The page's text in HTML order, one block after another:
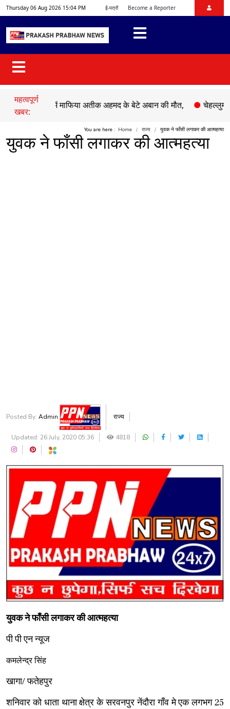
Thursday 06 Aug 2026 15:04 PM ई-पत्रों Become a Reporter
महत्वपूर्ण
खबर:
हादसे में माफिया अतीक अहमद के बेटे अबान की मौत, ●चेहल्लुम पर
You are here : Home राज्य युवक ने फाँसी लगाकर की आत्महत्या
युवक ने फाँसी लगाकर की आत्महत्या
Posted By: Admin राज्य
Updated: 26 July, 2020 05:36 4818
युवक ने फाँसी लगाकर की आत्महत्या
पी पी एन न्यूज
कमलेन्द्र सिंह
खागा/ फतेहपुर
शनिवार को धाता थाना क्षेत्र के सरवनपुर नेंदौरा गाँव मे एक लगभग 25